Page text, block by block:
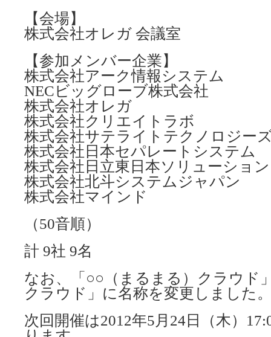
【会場】
株式会社オレガ 会議室
【参加メンバー企業】
株式会社アーク情報システム
NECビッグローブ株式会社
株式会社オレガ
株式会社クリエイトラボ
株式会社サテライトテクノロジー
株式会社日本セパレートシステム
株式会社日立東日本ソリューショ
株式会社北斗システムジャパン
株式会社マインド
（50音順）
計 9社 9名
なお、「○○（まるまる）クラウド
クラウド」に名称を変更しました
次回開催は2012年5月24日（木）